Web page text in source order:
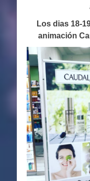
Los dias 18-
animación